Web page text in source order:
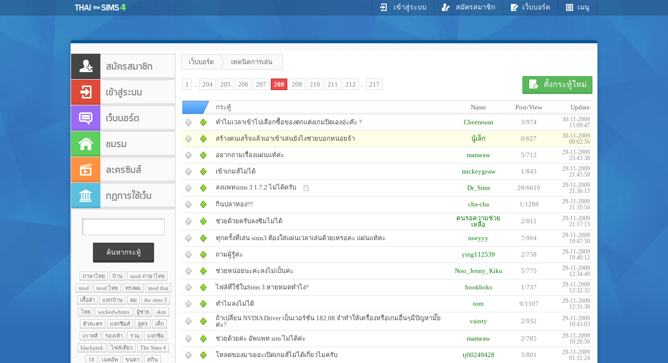
เข้าสู่ระบบ สมัครสมาชิก เว็บบอร์ด เมนู
สมัครสมาชิก
เข้าสู่ระบบ
เว็บบอร์ด
ชมรม
ละครซิมส์
กฎการใช้เว็บ
ภาษาไทย บ้าน
mod ภาษาไทย
mod
mod ไทย ทรงผม
mod thai
เสื้อผ้า
แจกบ้าน ผม
the sims 3
ไทย
wickedwhims ผู้ชาย
skin
ตัวละคร
แจกซิมส์ สูตร
เด็ก
เกาหลี
รองเท้า รวม
แจกซิม
blackpink
ไฟล์เดียว
The Sims 4
18
เมคอัพ ขนตา สกิน
เว็บบอร์ด เทคนิคการเล่น
ตั้งกระทู้ใหม่
1 ... 204 205 206 207 208 209 210 211 212 ... 217
กระทู้ Name Post/View
Update
ทำไมเวลาเข้าไปเลือกซื้อของตกแต่งเกมปิดเองอ่ะค๊ะ ?
Cheerawan 3/974
30-11-2009
15:09:47
สร้างคนเสร็จแล้วเอาเข้าเล่นยังไงช่วยบอกหน่อยจ้า นู้เล็ก 0/627
30-11-2009
00:02:56
อยากถามเรื่องแผ่นแท้ค่ะ mameaw 5/712
29-11-2009
23:43:38
เข้าเกมส์ไม่ได้ mickeygeaw 1/843
29-11-2009
21:45:59
ลงแพทsims 3 1.7.2 ไม่ได้ครับ Dr_Sims 29/6619
29-11-2009
21:36:13
กินปลาทอง!!! cha-cha 1/1208
29-11-2009
21:35:54
ช่วยด้วยครับลงซิมไม่ได้
คนรอความช่วย
เหลือ
2/811
29-11-2009
21:17:13
ทุกครั้งที่เล่น sims3 ต้องใส่แผ่นเวลาเล่นด้วยเหรอคะ แผ่นแท้คะ noeyyy 7/964
29-11-2009
19:47:50
ถามผู้รู้ค่ะ ying112539 2/758
29-11-2009
19:40:12
ช่วยหน่อยนะค่ะลงไม่เป็นค่ะ Noo_Jenny_Kiku 5/775
29-11-2009
12:34:49
ไฟล์ที่ใช้ในSims 3 หายหมดทำไง? bookboks 1/737
29-11-2009
12:32:32
ทำไมลงไม่ได้ tom 9/1107
29-11-2009
12:31:30
ถ้าเปลี่ยน NVDIA Driver เป็นเวอร์ชั่น 182.08 จำทำให้เครื่องหรือเกมอื่นๆมีปัญหามั๊ย
ค่ะ?
vainty 2/932
29-11-2009
10:43:03
ช่วยด้วยค่ะ อัพแพท sim ไม่ได้ค่ะ mameaw 2/785
29-11-2009
10:20:56
โหลดของมาเยอะเปิดเกมส์ไม่ได้เกี่ยวไมครับ tj00249428 3/801
29-11-2009
01:11:24